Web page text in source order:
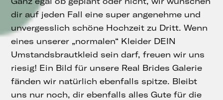
dir auf jeden Fall eine super angenehme und
unvergesslich schöne Hochzeit zu Dritt. Wenn
eines unserer „normalen“ Kleider DEIN
Umstandsbrautkleid sein darf, freuen wir uns
riesig! Ein Bild für unsere Real Brides Galerie
fänden wir natürlich ebenfalls spitze. Bleibt
uns nur noch, dir ebenfalls alles Gute für die